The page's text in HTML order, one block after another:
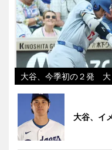
大谷、今季初の２発 大
大谷、イ